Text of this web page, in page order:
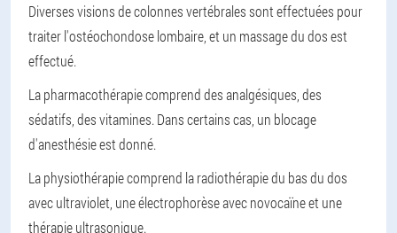
Diverses visions de colonnes vertébrales sont effectuées pour
traiter l'ostéochondose lombaire, et un massage du dos est
effectué.
La pharmacothérapie comprend des analgésiques, des
sédatifs, des vitamines. Dans certains cas, un blocage
d'anesthésie est donné.
La physiothérapie comprend la radiothérapie du bas du dos
avec ultraviolet, une électrophorèse avec novocaïne et une
thérapie ultrasonique.